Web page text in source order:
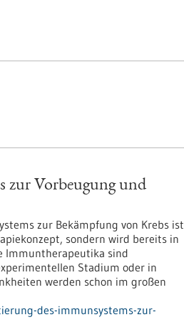
zur Vorbeugung und
zur Bekämpfung von Krebs ist
sondern wird bereits in
Immuntherapeutika sind
Stadium oder in
werden schon im großen
des-immunsystems-zur-